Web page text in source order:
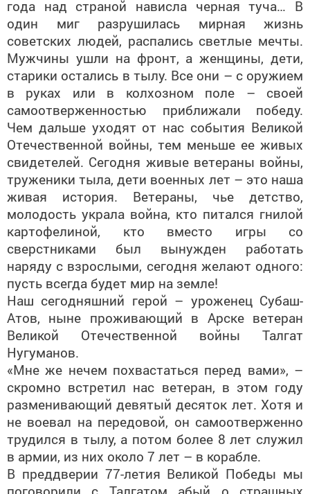
один миг разрушилась мирная жизнь
советских людей, распались светлые мечты.
Мужчины ушли на фронт, а женщины, дети,
старики остались в тылу. Все они – с оружием
в руках или в колхозном поле – своей
самоотверженностью приближали победу.
Чем дальше уходят от нас события Великой
Отечественной войны, тем меньше ее живых
свидетелей. Сегодня живые ветераны войны,
труженики тыла, дети военных лет – это наша
живая история. Ветераны, чье детство,
молодость украла война, кто питался гнилой
картофелиной, кто вместо игры со
сверстниками был вынужден работать
наряду с взрослыми, сегодня желают одного:
пусть всегда будет мир на земле!
Наш сегодняшний герой – уроженец Субаш-
Атов, ныне проживающий в Арске ветеран
Великой Отечественной войны Талгат
Нугуманов.
«Мне же нечем похвастаться перед вами», –
скромно встретил нас ветеран, в этом году
разменивающий девятый десяток лет. Хотя и
не воевал на передовой, он самоотверженно
трудился в тылу, а потом более 8 лет служил
в армии, из них около 7 лет – в корабле.
В преддверии 77-летия Великой Победы мы
поговорили с Талгатом абый о страшных